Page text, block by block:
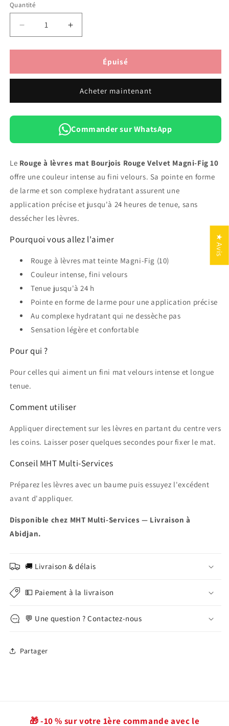
Quantité
Quantité
Réduire
la
quantité
Rouge
Mat
Bourjois
Fig
—
10
Augmenter
la
quantité
Rouge
Lèvres
Mat
Bourjois
Rouge
Velvet
—
10
Épuisé
Acheter maintenant
Commander sur WhatsApp
Le Rouge à lèvres mat Bourjois Rouge Velvet Magni-Fig 10
offre une couleur intense au fini velours. Sa pointe en forme
de larme et son complexe hydratant assurent une
application précise et jusqu'à 24 heures de tenue, sans
dessécher les lèvres.
Pourquoi vous allez l'aimer
Rouge à lèvres mat teinte Magni-Fig (10)
Couleur intense, fini velours
Tenue jusqu'à 24 h
Pointe en forme de larme pour une application précise
Au complexe hydratant qui ne dessèche pas
Sensation légère et confortable
Pour qui ?
Pour celles qui aiment un fini mat velours intense et longue
tenue.
Comment utiliser
Appliquer directement sur les lèvres en partant du centre vers
les coins. Laisser poser quelques secondes pour fixer le mat.
Conseil MHT Multi-Services
Préparez les lèvres avec un baume puis essuyez l'excédent
avant d'appliquer.
Disponible chez MHT Multi-Services — Livraison à
Abidjan.
🚚 Livraison & délais
💵 Paiement à la livraison
💬 Une question ? Contactez-nous
Partager
🎁 -10 % sur votre 1ère commande avec le
★ Avis